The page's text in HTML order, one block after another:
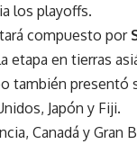
los playoffs.
compuesto por
etapa en tierras
también presentó
Japón y Fiji.
Canadá y Gran